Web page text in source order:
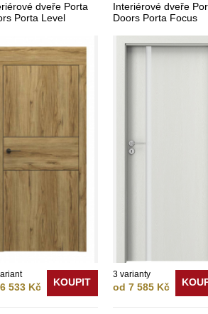
dveře Porta
Porta Level
533 Kč KOUPIT
Interiérové dveře
Doors Porta Focus
3 varianty
od 7 585 Kč